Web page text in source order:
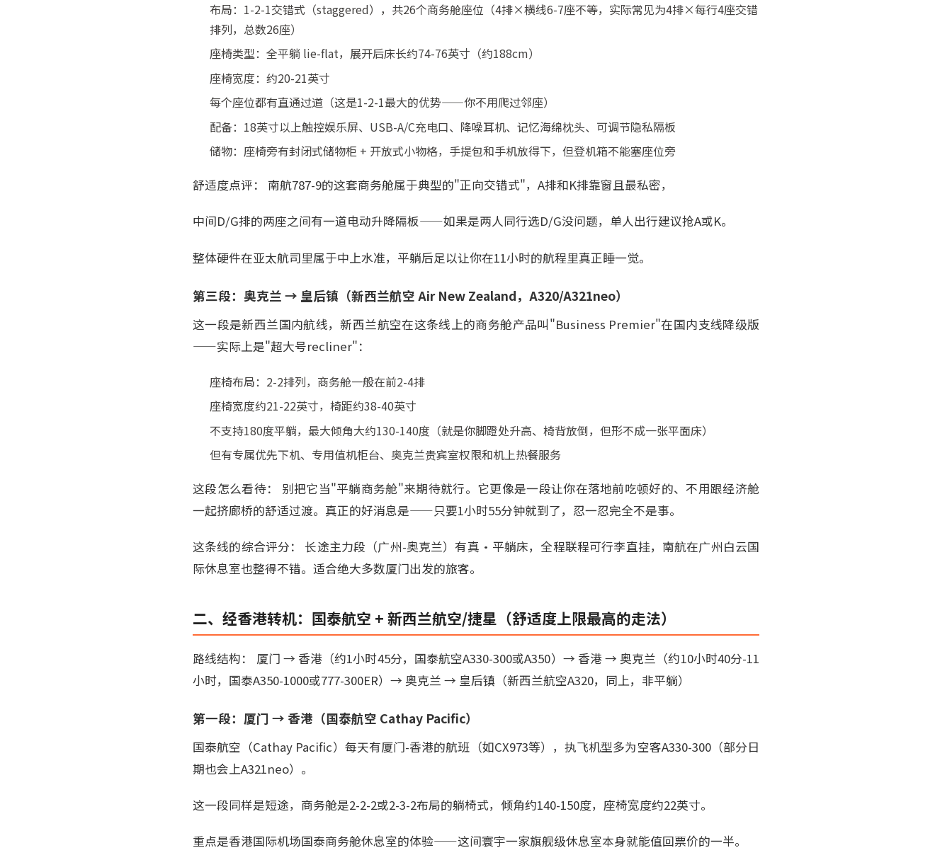
布局：1-2-1交错式（staggered），共26个商务舱座位（4排×横线6-7座不等，实际常见为4排×每行4座交错
排列，总数26座）
座椅类型：全平躺 lie-flat，展开后床长约74-76英寸（约188cm）
座椅宽度：约20-21英寸
每个座位都有直通过道（这是1-2-1最大的优势——你不用爬过邻座）
配备：18英寸以上触控娱乐屏、USB-A/C充电口、降噪耳机、记忆海绵枕头、可调节隐私隔板
储物：座椅旁有封闭式储物柜 + 开放式小物格，手提包和手机放得下，但登机箱不能塞座位旁
舒适度点评： 南航787-9的这套商务舱属于典型的"正向交错式"，A排和K排靠窗且最私密，
中间D/G排的两座之间有一道电动升降隔板——如果是两人同行选D/G没问题，单人出行建议抢A或K。
整体硬件在亚太航司里属于中上水准，平躺后足以让你在11小时的航程里真正睡一觉。
第三段：奥克兰 → 皇后镇（新西兰航空 Air New Zealand，A320/A321neo）
这一段是新西兰国内航线，新西兰航空在这条线上的商务舱产品叫"Business Premier"在国内支线降级版
——实际上是"超大号recliner"：
座椅布局：2-2排列，商务舱一般在前2-4排
座椅宽度约21-22英寸，椅距约38-40英寸
不支持180度平躺，最大倾角大约130-140度（就是你脚蹬处升高、椅背放倒，但形不成一张平面床）
但有专属优先下机、专用值机柜台、奥克兰贵宾室权限和机上热餐服务
这段怎么看待： 别把它当"平躺商务舱"来期待就行。它更像是一段让你在落地前吃顿好的、不用跟经济舱
一起挤廊桥的舒适过渡。真正的好消息是——只要1小时55分钟就到了，忍一忍完全不是事。
这条线的综合评分： 长途主力段（广州-奥克兰）有真·平躺床，全程联程可行李直挂，南航在广州白云国
际休息室也整得不错。适合绝大多数厦门出发的旅客。
二、经香港转机：国泰航空 + 新西兰航空/捷星（舒适度上限最高的走法）
路线结构： 厦门 → 香港（约1小时45分，国泰航空A330-300或A350）→ 香港 → 奥克兰（约10小时40分-11
小时，国泰A350-1000或777-300ER）→ 奥克兰 → 皇后镇（新西兰航空A320，同上，非平躺）
第一段：厦门 → 香港（国泰航空 Cathay Pacific）
国泰航空（Cathay Pacific）每天有厦门-香港的航班（如CX973等），执飞机型多为空客A330-300（部分日
期也会上A321neo）。
这一段同样是短途，商务舱是2-2-2或2-3-2布局的躺椅式，倾角约140-150度，座椅宽度约22英寸。
重点是香港国际机场国泰商务舱休息室的体验——这间寰宇一家旗舰级休息室本身就能值回票价的一半。